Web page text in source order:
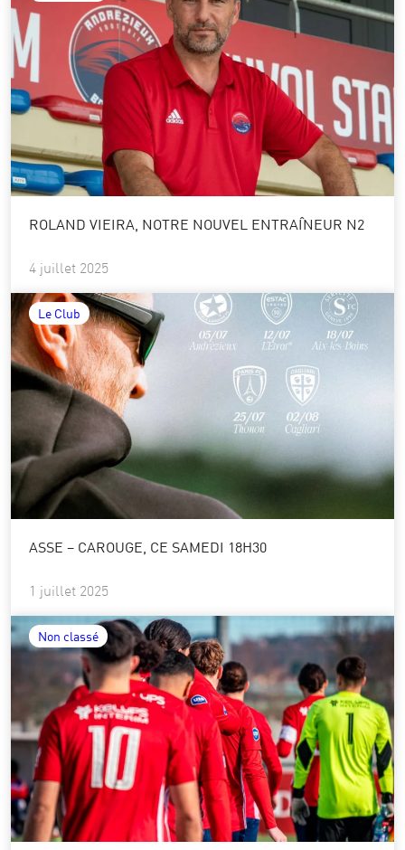
ROLAND VIEIRA, NOTRE NOUVEL ENTRAÎNEUR N2
4 juillet 2025
Le Club
ASSE – CAROUGE, CE SAMEDI 18H30
1 juillet 2025
Non classé